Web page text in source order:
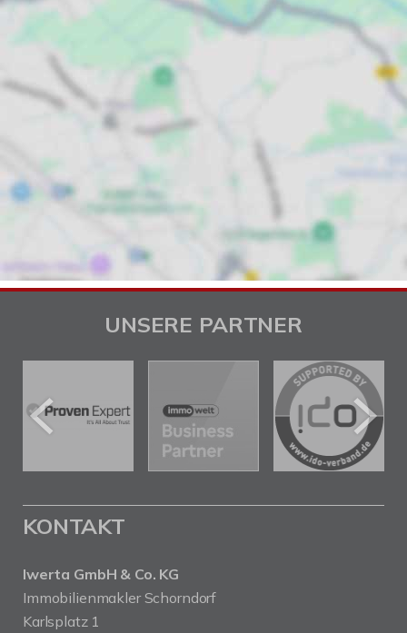
UNSERE PARTNER
KONTAKT
Iwerta GmbH & Co. KG
Immobilienmakler Schorndorf
Karlsplatz 1